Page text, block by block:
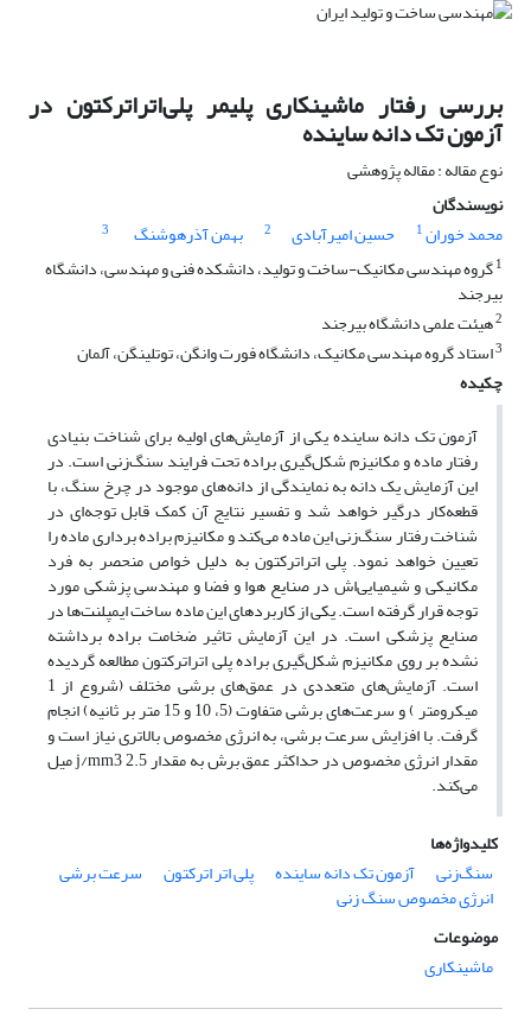
بررسی رفتار ماشینکاری پلیمر پلی‌اتراترکتون در
آزمون تک دانه ساینده
نوع مقاله : مقاله پژوهشی
نویسندگان
محمد خوران1 حسین امیرآبادی 2 بهمن آذرهوشنگ
3
1گروه مهندسی مکانیک-ساخت و تولید، دانشکده فنی و مهندسی، دانشگاه
بیرجند
2هیئت علمی دانشگاه بیرجند
3استاد گروه مهندسی مکانیک، دانشگاه فورت وانگن، توتلینگن، آلمان
چکیده
آزمون تک دانه ساینده یکی از آزمایش‌های اولیه برای شناخت بنیادی
رفتار ماده و مکانیزم شکل‌گیری براده تحت فرایند سنگ‌زنی است. در
این آزمایش یک دانه به نمایندگی از دانه‌های موجود در چرخ سنگ، با
قطعه‌کار درگیر خواهد شد و تفسیر نتایج آن کمک قابل توجه‌ای در
شناخت رفتار سنگ‌زنی این ماده می‌کند و مکانیزم براده برداری ماده را
تعیین خواهد نمود. پلی اتراترکتون به دلیل خواص منحصر به فرد
مکانیکی و شیمیایی‌اش در صنایع هوا و فضا و مهندسی پزشکی مورد
توجه قرار گرفته است. یکی از کاربردهای این ماده ساخت ایمپلنت‌ها در
صنایع پزشکی است. در این آزمایش تاثیر ضخامت براده برداشته
نشده بر روی مکانیزم شکل‌گیری براده پلی اتراترکتون مطالعه گردیده
است. آزمایش‌های متعددی در عمق‌های برشی مختلف (شروع از 1
میکرومتر ) و سرعت‌های برشی متفاوت (5، 10 و 15 متر بر ثانیه) انجام
گرفت. با افزایش سرعت برشی، به انرژی مخصوص بالاتری نیاز است و
مقدار انرژی مخصوص در حداکثر عمق برش به مقدار j/mm3 2.5 میل
می‌کند.
کلیدواژه‌ها
سنگ‌زنی
آزمون تک دانه ساینده پلی اتر اترکتون سرعت برشی
انرژی مخصوص سنگ زنی
موضوعات
ماشینکاری